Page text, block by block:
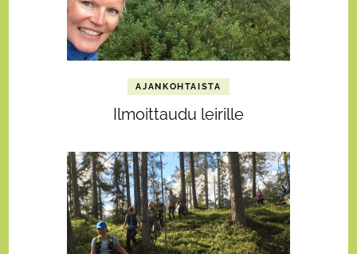
AJANKOHTAISTA
Ilmoittaudu leirille